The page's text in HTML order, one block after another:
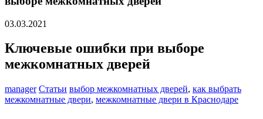
03.03.2021
Ключевые ошибки при выборе
межкомнатных дверей
manager Статьи выбор межкомнатных дверей, как выбрать
межкомнатные двери, межкомнатные двери в Краснодаре